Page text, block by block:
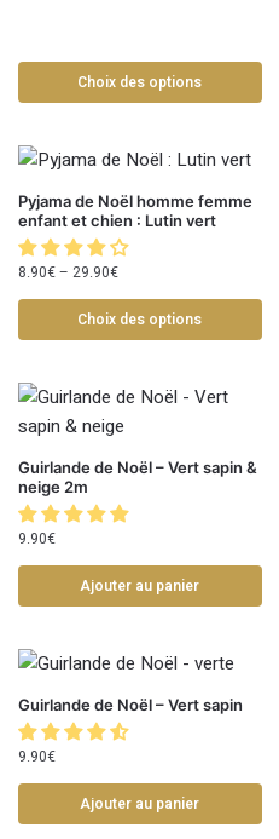
Choix des options
Pyjama de Noël homme femme
enfant et chien : Lutin vert
8.90€– 29.90€
Choix des options
Guirlande de Noël – Vert sapin &
neige 2m
9.90€
Ajouter au panier
Guirlande de Noël – Vert sapin
9.90€
Ajouter au panier